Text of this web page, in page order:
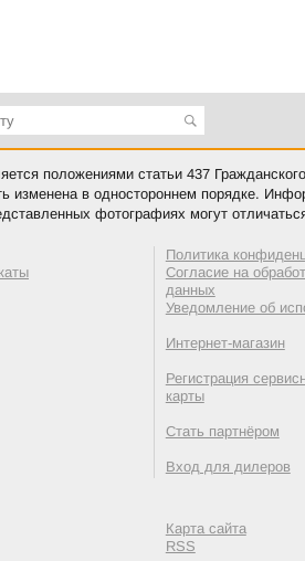
положениями статьи 437
изменена в одностороннем порядке.
фотографиях могут
Политика
Согласие на
данных
Уведомление об
Интернет-магазин
Регистрация
карты
Стать партнёром
Вход для дилеров
Карта сайта
RSS